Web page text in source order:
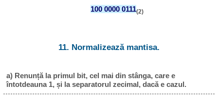
100 0000 0111(2)
11. Normalizează mantisa.
a) Renunță la primul bit, cel mai din stânga, care e
întotdeauna 1, și la separatorul zecimal, dacă e cazul.